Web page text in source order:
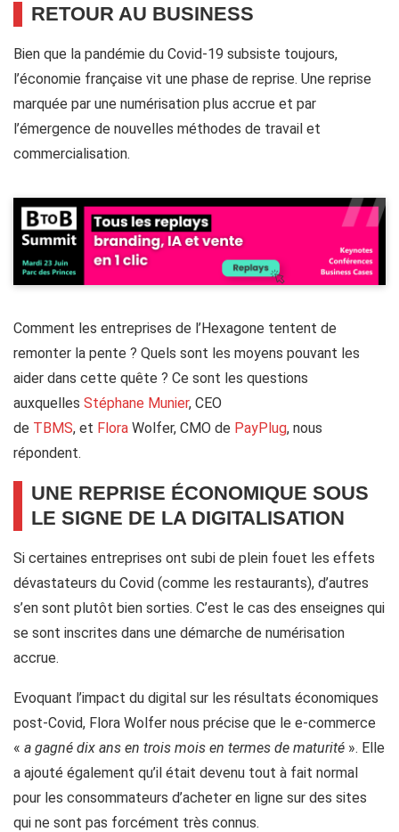
RETOUR AU BUSINESS
Bien que la pandémie du Covid-19 subsiste toujours,
l’économie française vit une phase de reprise. Une reprise
marquée par une numérisation plus accrue et par
l’émergence de nouvelles méthodes de travail et
commercialisation.
Comment les entreprises de l’Hexagone tentent de
remonter la pente ? Quels sont les moyens pouvant les
aider dans cette quête ? Ce sont les questions
auxquelles Stéphane Munier, CEO
de TBMS, et Flora Wolfer, CMO de PayPlug, nous
répondent.
UNE REPRISE ÉCONOMIQUE SOUS
LE SIGNE DE LA DIGITALISATION
Si certaines entreprises ont subi de plein fouet les effets
dévastateurs du Covid (comme les restaurants), d’autres
s’en sont plutôt bien sorties. C’est le cas des enseignes qui
se sont inscrites dans une démarche de numérisation
accrue.
Evoquant l’impact du digital sur les résultats économiques
post-Covid, Flora Wolfer nous précise que le e-commerce
« a gagné dix ans en trois mois en termes de maturité ». Elle
a ajouté également qu’il était devenu tout à fait normal
pour les consommateurs d’acheter en ligne sur des sites
qui ne sont pas forcément très connus.